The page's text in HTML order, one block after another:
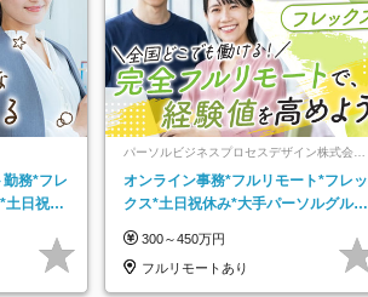
務*フレ
土日祝休
パーソルビジネスプロセスデザイン株式会
社 事業開発本部
オンライン事務*フルリモート*フレッ
クス*土日祝休み*大手パーソルグルー
300～450万円
フルリモートあり